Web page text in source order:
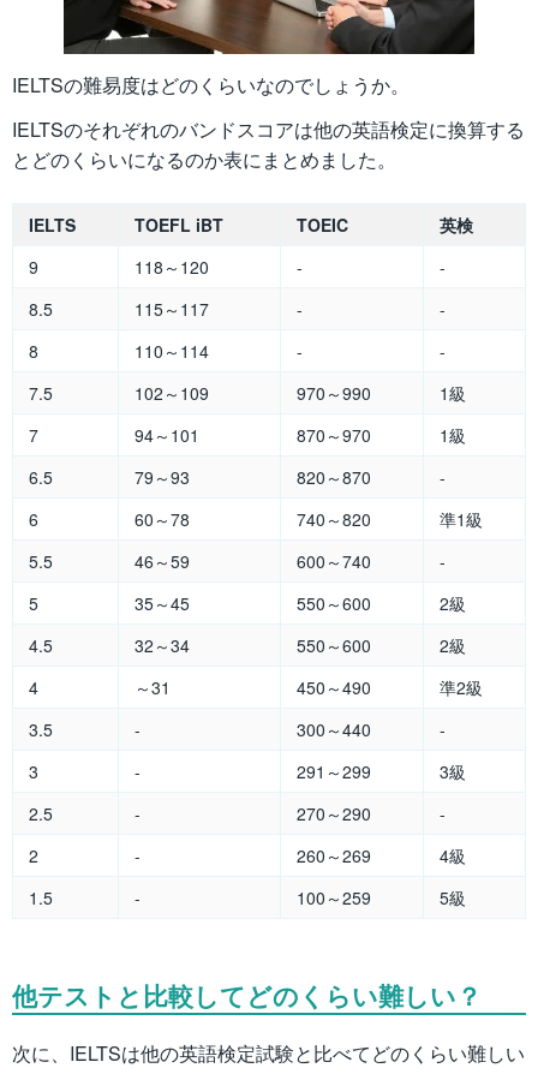
IELTSの難易度はどのくらいなのでしょうか。
IELTSのそれぞれのバンドスコアは他の英語検定に換算する
とどのくらいになるのか表にまとめました。
IELTS TOEFL iBT TOEIC
英検
9
118～120 -
-
8.5
115～117 -
-
8
110～114 -
-
7.5
102～109 970～990
1級
7
94～101 870～970
1級
6.5
79～93 820～870
-
6
60～78 740～820
準1級
5.5
46～59 600～740
-
5
35～45 550～600
2級
4.5
32～34 550～600
2級
4
～31 450～490
準2級
3.5
- 300～440
-
3
- 291～299
3級
2.5
- 270～290
-
2
- 260～269
4級
1.5
- 100～259 5級
他テストと比較してどのくらい難しい？
次に、IELTSは他の英語検定試験と比べてどのくらい難しい